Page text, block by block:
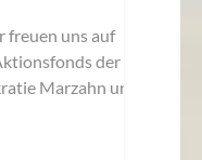
freuen uns auf
der
Marzahn und